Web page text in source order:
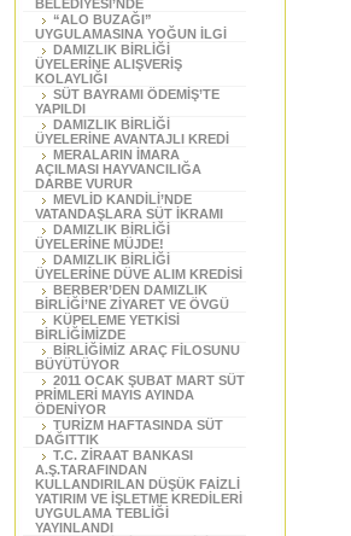
BELEDİYESİ’NDE
“ALO BUZAĞI”
UYGULAMASINA YOĞUN İLGİ
DAMIZLIK BİRLİĞİ
ÜYELERİNE ALIŞVERİŞ
KOLAYLIĞI
SÜT BAYRAMI ÖDEMİŞ’TE
YAPILDI
DAMIZLIK BİRLİĞİ
ÜYELERİNE AVANTAJLI KREDİ
MERALARIN İMARA
AÇILMASI HAYVANCILIĞA
DARBE VURUR
MEVLİD KANDİLİ’NDE
VATANDAŞLARA SÜT İKRAMI
DAMIZLIK BİRLİĞİ
ÜYELERİNE MÜJDE!
DAMIZLIK BİRLİĞİ
ÜYELERİNE DÜVE ALIM KREDİSİ
BERBER’DEN DAMIZLIK
BİRLİĞİ’NE ZİYARET VE ÖVGÜ
KÜPELEME YETKİSİ
BİRLİĞİMİZDE
BİRLİĞİMİZ ARAÇ FİLOSUNU
BÜYÜTÜYOR
2011 OCAK ŞUBAT MART SÜT
PRİMLERİ MAYIS AYINDA
ÖDENİYOR
TURİZM HAFTASINDA SÜT
DAĞITTIK
T.C. ZİRAAT BANKASI
A.Ş.TARAFINDAN
KULLANDIRILAN DÜŞÜK FAİZLİ
YATIRIM VE İŞLETME KREDİLERİ
UYGULAMA TEBLİĞİ
YAYINLANDI